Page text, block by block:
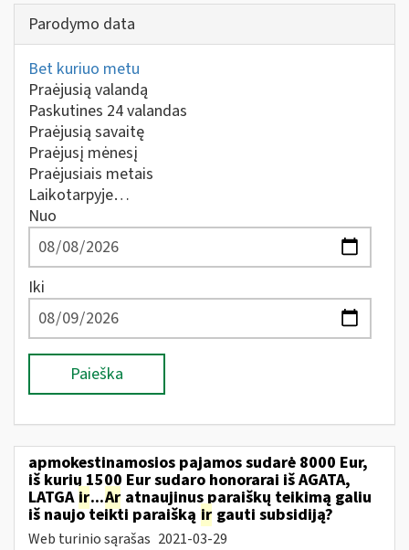
Parodymo data
Bet kuriuo metu
Praėjusią valandą
Paskutines 24 valandas
Praėjusią savaitę
Praėjusį mėnesį
Praėjusiais metais
Laikotarpyje…
Nuo
Iki
Paieška
apmokestinamosios pajamos sudarė 8000 Eur,
iš kurių 1500 Eur sudaro honorarai iš AGATA,
LATGA ir...Ar atnaujinus paraiškų teikimą galiu
iš naujo teikti paraišką ir gauti subsidiją?
Web turinio sąrašas 2021-03-29